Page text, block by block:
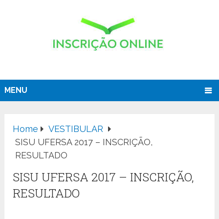
MENU
Home
VESTIBULAR
SISU UFERSA 2017 – INSCRIÇÃO,
RESULTADO
SISU UFERSA 2017 – INSCRIÇÃO,
RESULTADO